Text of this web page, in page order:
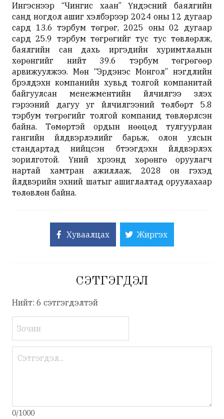
Ингэснээр “Чингис хаан” Үндэсний баялгийн
санд ногдол ашиг хэлбэрээр 2024 оны 12 дугаар
сард 13.6 тэрбум төгрөг, 2025 оны 02 дугаар
сард 25.9 тэрбум төгрөгийг тус тус төвлөрүүлж,
баялгийн сан дахь иргэдийн хуримтлалын
хөрөнгийг нийт 39.6 тэрбум төгрөгөөр
арвижуулжээ. Мөн “Эрдэнэс Монгол” нэгдлийн
бүрэлдэхүүн компанийн хувьд толгой компанитай
байгуулсан менежментийн үйлчилгээ үзүүлэх
гэрээний дагуу уг үйлчилгээний төлбөрт 5.8
тэрбум төгрөгийг толгой компанид төвлөрүүлсэн
байна. Төмөртэй ордын нөөцөд тулгуурлан
гангийн үйлдвэрлэлийг барьж, олон улсын
стандартад нийцсэн бүтээгдэхүүн үйлдвэрлэх
зорилготой. Үүний хүрээнд хөрөнгө оруулагч
нартай хамтран ажиллаж, 2028 он гэхэд
үйлдвэрийн эхний шатыг ашиглалтад оруулахаар
төлөвлөн байна.
Хуваалцах Жиргэх
СЭТГЭГДЭЛ
Нийт: 6 сэтгэгдэлтэй
0/1000